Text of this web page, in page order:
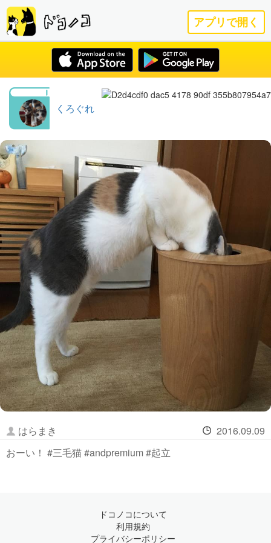
アプリで開く
くろぐれ
はらまき
2016.09.09
おーい！ #三毛猫 #andpremium #起立
ドコノコについて
利用規約
プライバシーポリシー